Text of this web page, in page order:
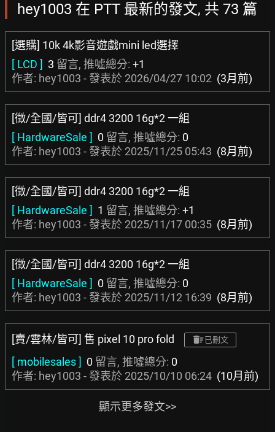
hey1003 在 PTT 最新的發文, 共 73 篇
[選購] 10k 4k影音遊戲mini led選擇
[ LCD ] 3 留言, 推噓總分: +1
作者: hey1003 - 發表於 2026/04/27 10:02 (3月前)
[徵/全國/皆可] ddr4 3200 16g*2 一組
[ HardwareSale ] 0 留言, 推噓總分: 0
作者: hey1003 - 發表於 2025/11/25 05:43 (8月前)
[徵/全國/皆可] ddr4 3200 16g*2 一組
[ HardwareSale ] 1 留言, 推噓總分: +1
作者: hey1003 - 發表於 2025/11/17 00:35 (8月前)
[徵/全國/皆可] ddr4 3200 16g*2 一組
[ HardwareSale ] 0 留言, 推噓總分: 0
作者: hey1003 - 發表於 2025/11/12 16:39 (8月前)
[賣/雲林/皆可] 售 pixel 10 pro fold 已刪文
[ mobilesales ] 0 留言, 推噓總分: 0
作者: hey1003 - 發表於 2025/10/10 06:24 (10月前)
顯示更多發文>>